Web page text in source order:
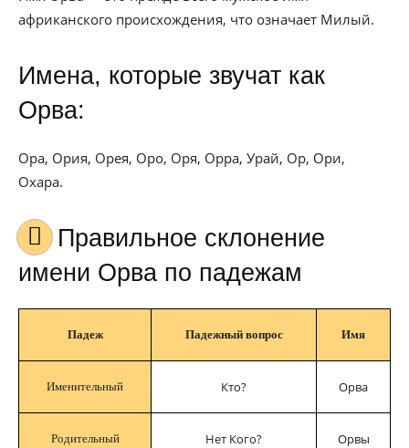
африканского происхождения, что означает Милый.
Имена, которые звучат как
Орва:
Ора, Ория, Орея, Оро, Оря, Орра, Урай, Ор, Ори,
Охара.
Правильное склонение
имени Орва по падежам
Падеж Падежный вопрос Имя
Именительный Кто? Орва
Родительный Нет Кого? Орвы